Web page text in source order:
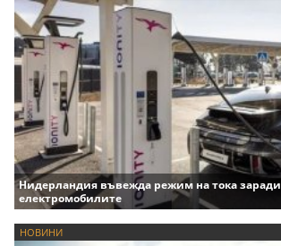
Нидерландия въвежда режим на тока заради
електромобилите
НОВИНИ